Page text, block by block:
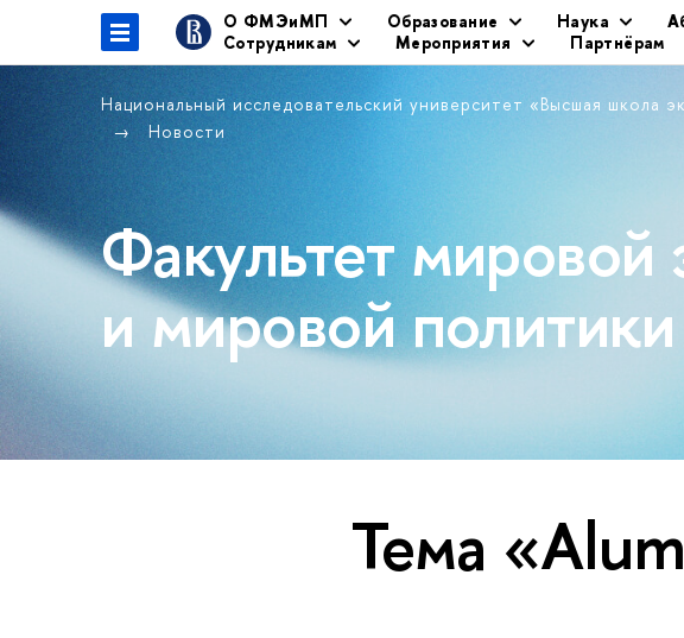
О ФМЭиМП Образование Наука
Сотрудникам
Мероприятия Партнёрам
Национальный исследовательский университет «Высшая школа
Новости
Факультет мировой
и мировой политики
Тема